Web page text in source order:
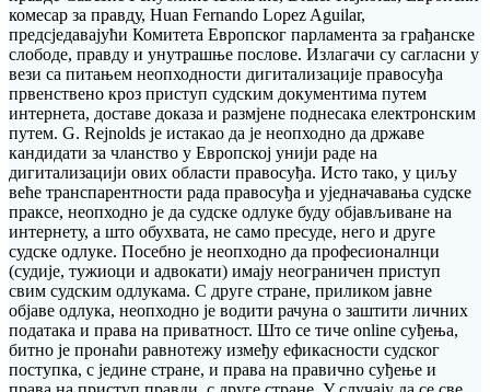
комесар за правду, Huan Fernando Lopez Aguilar,
предсједавајући Комитета Европског парламента за грађанске
слободе, правду и унутрашње послове. Излагачи су сагласни у
вези са питањем неопходности дигитализације правосуђа
првенствено кроз приступ судским документима путем
интернета, доставе доказа и размјене поднесака електронским
путем. G. Rejnolds је истакао да је неопходно да државе
кандидати за чланство у Европској унији раде на
дигитализацији ових области правосуђа. Исто тако, у циљу
веће транспарентности рада правосуђа и уједначавања судске
праксе, неопходно је да судске одлуке буду објављиване на
интернету, а што обухвата, не само пресуде, него и друге
судске одлуке. Посебно је неопходно да професионалнци
(судије, тужиоци и адвокати) имају неограничен приступ
свим судским одлукама. С друге стране, приликом јавне
објаве одлука, неопходно је водити рачуна о заштити личних
података и права на приватност. Што се тиче online суђења,
битно је пронаћи равнотежу између ефикасности судског
поступка, с једине стране, и права на правично суђење и